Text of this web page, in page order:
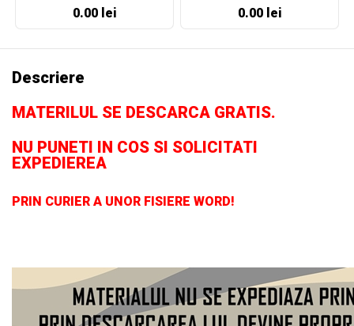
0.00 lei 0.00 lei
Descriere
MATERILUL SE DESCARCA GRATIS.
NU PUNETI IN COS SI SOLICITATI
EXPEDIEREA
PRIN CURIER A UNOR FISIERE WORD!